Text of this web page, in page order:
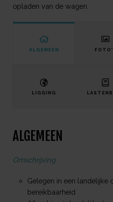
opladen van de wagen.
ALGEMEEN
LIGGING
ALGEMEEN
Omschrijving
Gelegen in een
bereikbaarheid